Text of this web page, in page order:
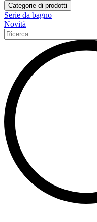
Categorie di prodotti
Serie da bagno
Novità